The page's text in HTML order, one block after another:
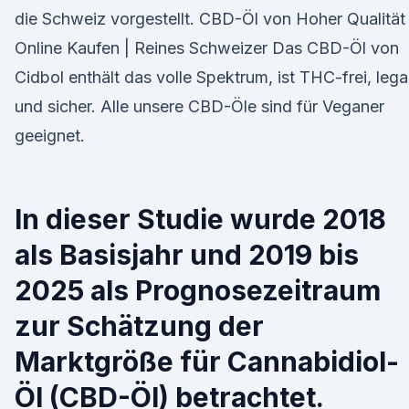
die Schweiz vorgestellt. CBD-Öl von Hoher
Online Kaufen | Reines Schweizer Das CBD-Öl von
Cidbol enthält das volle Spektrum, ist THC-frei,
und sicher. Alle unsere CBD-Öle sind für Veganer
geeignet.
In dieser Studie wurde 2018
als Basisjahr und 2019 bis
2025 als Prognosezeitraum
zur Schätzung der
Marktgröße für Cannabidiol-
Öl (CBD-Öl) betrachtet.